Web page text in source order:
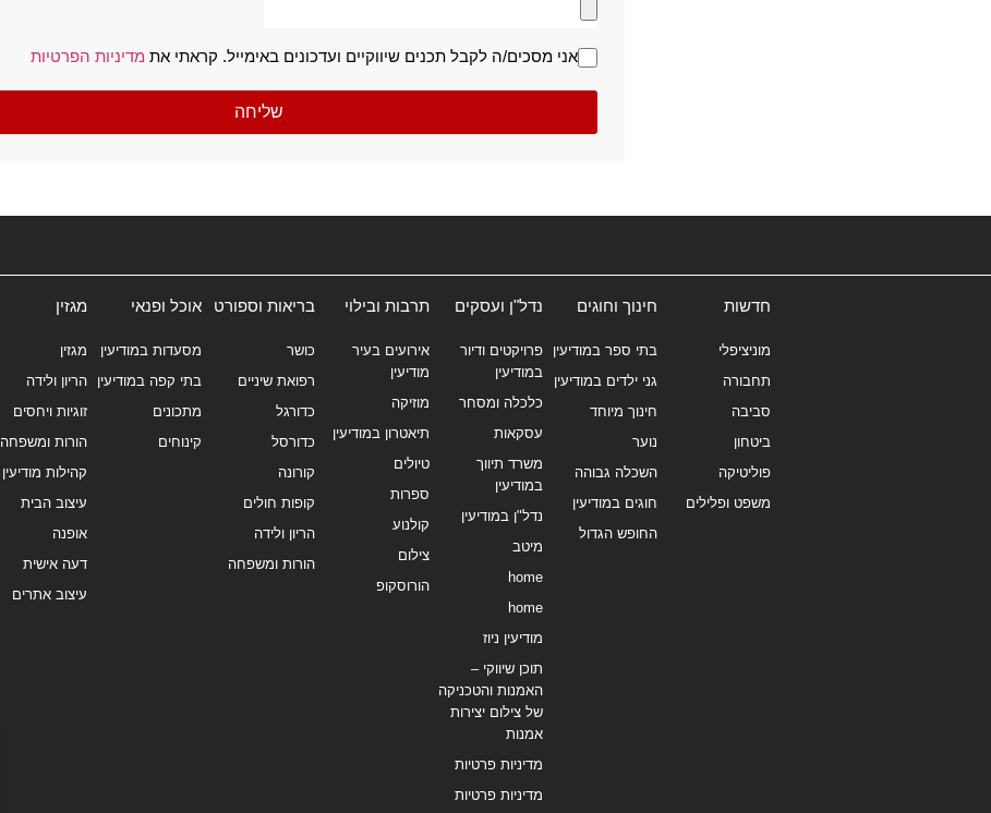
אני מסכים/ה לקבל תכנים שיווקיים ועדכונים באימייל. קראתי את מדיניות הפרטיות
שליחה
חדשות
מוניציפלי
תחבורה
סביבה
ביטחון
פוליטיקה
משפט ופלילים
חינוך וחוגים
בתי ספר במודיעין
גני ילדים במודיעין
חינוך מיוחד
נוער
השכלה גבוהה
חוגים במודיעין
החופש הגדול
נדל"ן ועסקים
פרויקטים ודיור
במודיעין
כלכלה ומסחר
עסקאות
משרד תיווך
במודיעין
נדל"ן במודיעין
מיטב
home
home
מודיעין ניוז
תוכן שיווקי –
האמנות והטכניקה
של צילום יצירות
אמנות
מדיניות פרטיות
מדיניות פרטיות
תרבות ובילוי
אירועים בעיר
מודיעין
מוזיקה
תיאטרון במודיעין
טיולים
ספרות
קולנוע
צילום
הורוסקופ
בריאות וספורט
כושר
רפואת שיניים
כדורגל
כדורסל
קורונה
קופות חולים
הריון ולידה
הורות ומשפחה
אוכל ופנאי
מסעדות במודיעין
בתי קפה במודיעין
מתכונים
קינוחים
מגזין
מגזין
הריון ולידה
זוגיות ויחסים
הורות ומשפחה
קהילות מודיעין
עיצוב הבית
אופנה
דעה אישית
עיצוב אתרים